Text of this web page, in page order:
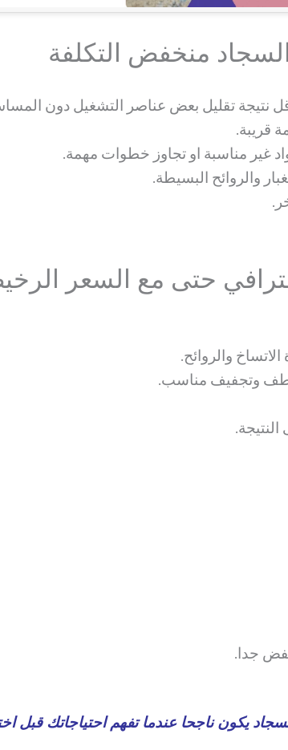
منخفض التكلفة
نتيجة تقليل بعض عناصر التشغيل دون
قريبة.
غير مناسبة او تجاوز خطوات مهمة.
والروائح البسيطة.
حتى مع السعر
والروائح.
شطف وتجفيف مناسب.
جدا.
يكون ناجحا عندما تفهم احتياجاتك قبل